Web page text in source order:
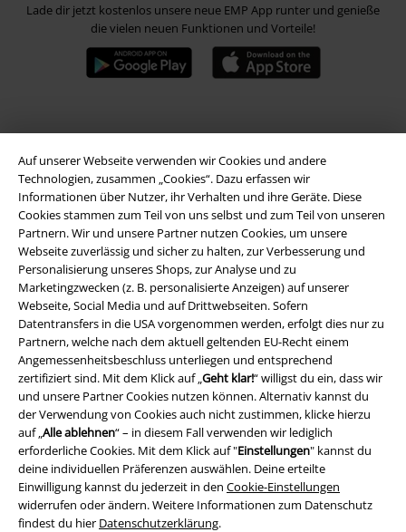
Auf unserer Webseite verwenden wir Cookies und andere
Technologien, zusammen „Cookies“. Dazu erfassen wir
Informationen über Nutzer, ihr Verhalten und ihre Geräte. Diese
Cookies stammen zum Teil von uns selbst und zum Teil von unseren
Partnern. Wir und unsere Partner nutzen Cookies, um unsere
Webseite zuverlässig und sicher zu halten, zur Verbesserung und
Personalisierung unseres Shops, zur Analyse und zu
Marketingzwecken (z. B. personalisierte Anzeigen) auf unserer
Webseite, Social Media und auf Drittwebseiten. Sofern
Datentransfers in die USA vorgenommen werden, erfolgt dies nur zu
Partnern, welche nach dem aktuell geltenden EU-Recht einem
Angemessenheitsbeschluss unterliegen und entsprechend
zertifiziert sind. Mit dem Klick auf „Geht klar!“ willigst du ein, dass wir
und unsere Partner Cookies nutzen können. Alternativ kannst du
der Verwendung von Cookies auch nicht zustimmen, klicke hierzu
auf „Alle ablehnen“ – in diesem Fall verwenden wir lediglich
erforderliche Cookies. Mit dem Klick auf "Einstellungen" kannst du
deine individuellen Präferenzen auswählen. Deine erteilte
Einwilligung kannst du jederzeit in den Cookie-Einstellungen
widerrufen oder ändern. Weitere Informationen zum Datenschutz
findest du hier Datenschutzerklärung.
Lade dir jetzt kostenlos unsere neue EMP App runter und genieße
die vielen neuen Funktionen und Vorteile!
Rechtliches
AGB
Impressum
Datenschutz